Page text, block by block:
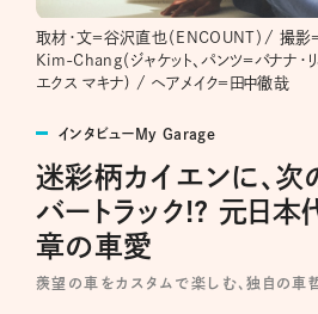
取材・文＝谷沢直也（ENCOUNT）/ 撮影
Kim-Chang（ジャケット、パンツ＝バナナ・
エクス マキナ) / ヘアメイク＝田中徹哉
インタビューMy Garage
迷彩柄カイエンに、次
バートラック!? 元日
章の車愛
羨望の車をカスタムで楽しむ、独自の車